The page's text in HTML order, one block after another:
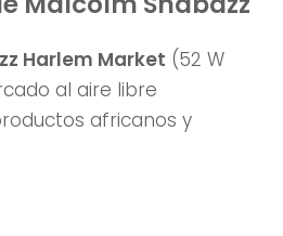
Harlem Market (52 W
al aire libre
africanos y